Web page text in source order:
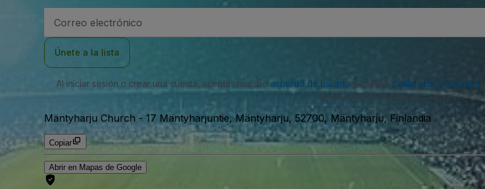
de
Únete a la lista
Al iniciar sesión o crear una cuenta, aceptas nuestro acuerdo de usuarioy nuestra política de privacidad
puedes darte de baja en cualquier
Mäntyharju Church - 17 Mäntyharjuntie, Mäntyharju, 52700, Mäntyharju, Finlandia
Copiar
Abrir en Mapas de Google